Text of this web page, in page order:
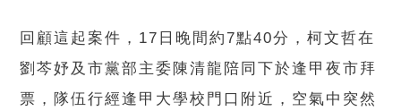
回顧這起案件，17日晚間約7點40分，柯文哲在
劉芩妤及市黨部主委陳清龍陪同下於逢甲夜市拜
票，隊伍行經逢甲大學校門口附近，空氣中突然